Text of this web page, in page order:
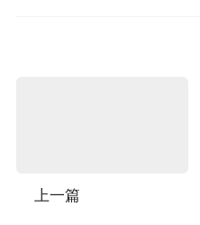
上一篇